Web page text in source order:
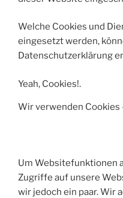
Welche Cookies und
eingesetzt werden,
Datenschutzerklärung
Yeah, Cookies!.
Wir verwenden Cookies
Um Websitefunktionen
Zugriffe auf unsere
wir jedoch ein paar. Wir